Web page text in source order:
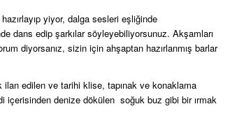
yiyor, dalga sesleri eşliğinde
dans edip şarkılar söyleyebiliyorsunuz. Akşamları
diyorsanız, sizin için ahşaptan hazırlanmış barlar
edilen ve tarihi klise, tapınak ve konaklama
içerisinden denize dökülen soğuk buz gibi bir ırmak